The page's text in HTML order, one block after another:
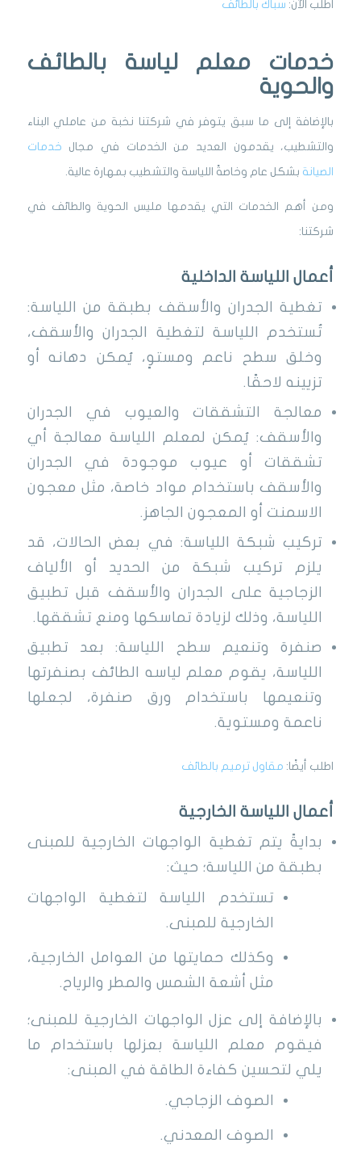
اطلب الآن: سباك بالطائف
خدمات معلم لياسة بالطائف
والحوية
بالإضافة إلى ما سبق يتوفر في شركتنا نخبة من عاملي البناء
والتشطيب، يقدمون العديد من الخدمات في مجال خدمات
الصيانة بشكل عام وخاصةً اللياسة والتشطيب بمهارة عالية.
ومن أهم الخدمات التي يقدمها مليس الحوية والطائف في
شركتنا:
أعمال اللياسة الداخلية
تغطية الجدران والأسقف بطبقة من اللياسة:
تُستخدم اللياسة لتغطية الجدران والأسقف،
وخلق سطح ناعم ومستوٍ، يُمكن دهانه أو
تزيينه لاحقًا.
معالجة التشققات والعيوب في الجدران
والأسقف: يُمكن لمعلم اللياسة معالجة أي
تشققات أو عيوب موجودة في الجدران
والأسقف باستخدام مواد خاصة، مثل معجون
الاسمنت أو المعجون الجاهز.
تركيب شبكة اللياسة: في بعض الحالات، قد
يلزم تركيب شبكة من الحديد أو الألياف
الزجاجية على الجدران والأسقف قبل تطبيق
اللياسة، وذلك لزيادة تماسكها ومنع تشققها.
صنفرة وتنعيم سطح اللياسة: بعد تطبيق
اللياسة، يقوم معلم لياسه الطائف بصنفرتها
وتنعيمها باستخدام ورق صنفرة، لجعلها
ناعمة ومستوية.
اطلب أيضًا: مقاول ترميم بالطائف
أعمال اللياسة الخارجية
بدايةً يتم تغطية الواجهات الخارجية للمبنى
بطبقة من اللياسة؛ حيث:
تستخدم اللياسة لتغطية الواجهات
الخارجية للمبنى.
وكذلك حمايتها من العوامل الخارجية،
مثل أشعة الشمس والمطر والرياح.
بالإضافة إلى عزل الواجهات الخارجية للمبنى؛
فيقوم معلم اللياسة بعزلها باستخدام ما
يلي لتحسين كفاءة الطاقة في المبنى:
الصوف الزجاجي.
الصوف المعدني.